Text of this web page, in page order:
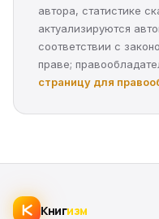
автора, статистике
актуализируются
соответствии с
праве;
страницу для
Книгизм